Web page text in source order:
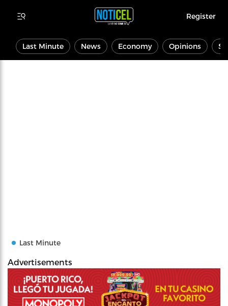
Register
Last Minute News Economy Opinions
Last Minute
Advertisements